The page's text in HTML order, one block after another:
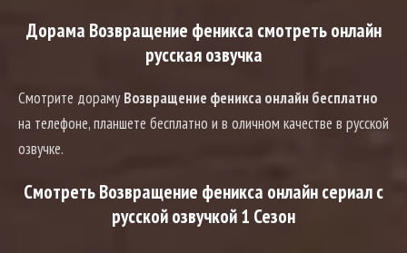
Дорама Возвращение феникса смотреть онлайн
русская озвучка
Смотрите дорамуВозвращение феникса онлайн бесплатно
на телефоне, планшете бесплатно и в оличном качестве в русской
озвучке.
Смотреть Возвращение феникса онлайн сериал с
русской озвучкой 1 Сезон